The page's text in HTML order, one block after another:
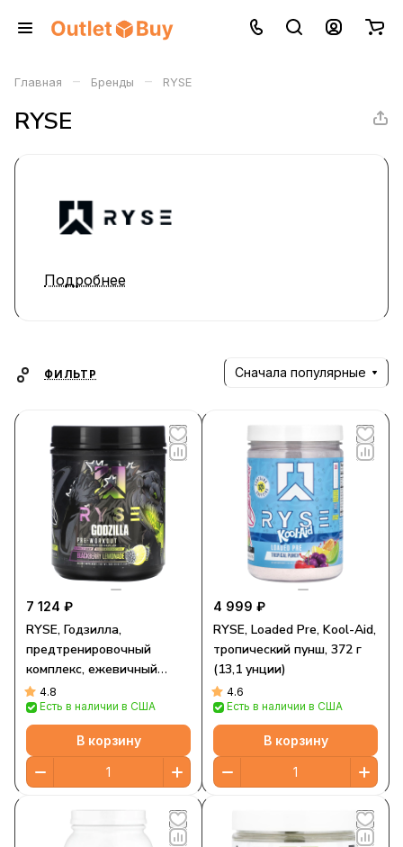
Главная – Бренды – RYSE
RYSE
Подробнее
ФИЛЬТР Сначала популярные
7 124 ₽
RYSE, Годзилла,
предтренировочный
комплекс, ежевичный
лимонад, 732 г (1,6 фунта)
4.8
Есть в наличии в США
В корзину
4 999 ₽
RYSE, Loaded Pre, Kool-Aid,
тропический пунш, 372 г
(13,1 унции)
4.6
Есть в наличии в США
В корзину